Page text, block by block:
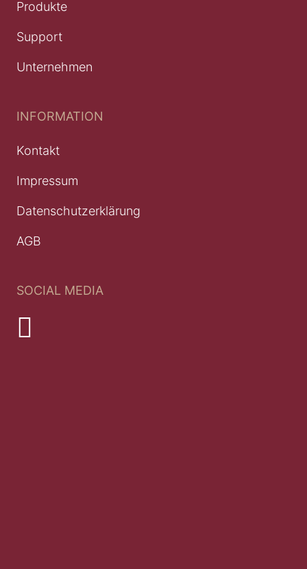
Produkte
Support
Unternehmen
INFORMATION
Kontakt
Impressum
Datenschutzerklärung
AGB
SOCIAL MEDIA
Youtube